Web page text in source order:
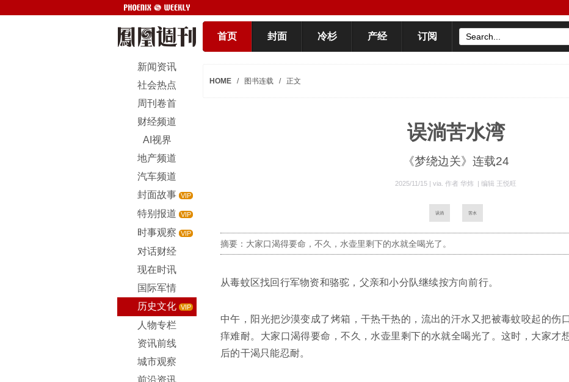
首页 封面 冷杉 产经 订阅
新闻资讯
社会热点
周刊卷首
财经频道
AI视界
地产频道
汽车频道
封面故事 VIP
特别报道 VIP
时事观察 VIP
对话财经
现在时讯
国际军情
历史文化 VIP
人物专栏
资讯前线
城市观察
前沿资讯
HOME / 图书连载 / 正文
误淌苦水湾
《梦绕边关》连载24
2025/11/15 | via.作者 华炜 |编辑 王悦旺
误淌 苦水
摘要：大家口渴得要命，不久，水壶里剩下的水就全喝光了。
从毒蚊区找回行军物资和骆驼，父亲和小分队继续按方向前行。
中午，阳光把沙漠变成了烤箱，干热干热的，流出的汗水又把被毒蚊咬起的伤
痒难耐。大家口渴得要命，不久，水壶里剩下的水就全喝光了。这时，大家才
后的干渴只能忍耐。